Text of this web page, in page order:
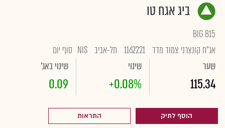
ביג אגח טו
BIG B15
אג"ח קונצרני צמוד מדד 1162221 תל-אביב NIS סוף יום
שער
115.34
שינוי
+0.08%
שינוי באג'
0.09
הוסף לתיק התראות